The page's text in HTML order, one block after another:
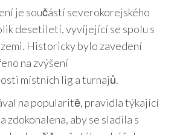
je součástí severokorejského
desetiletí, vyvíjející se spolu s
Historicky bylo zavedení
na zvýšení
místních lig a turnajů.
na popularitě, pravidla týkající
zdokonalena, aby se sladila s